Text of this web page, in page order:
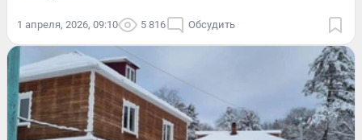
1 апреля, 2026, 09:10 5 816 Обсудить